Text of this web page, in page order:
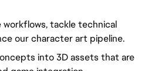
tackle technical
our character art pipeline.
into 3D assets that are